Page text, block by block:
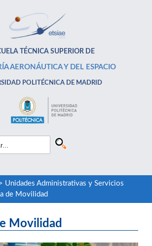
TÉCNICA SUPERIOR DE
AERONÁUTICA Y DEL ESPACIO
POLITÉCNICA DE MADRID
Unidades Administrativas y Servicios
de Movilidad
Movilidad